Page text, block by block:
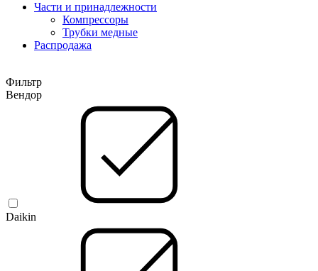
Части и принадлежности
Компрессоры
Трубки медные
Раcпродажа
Фильтр
Вендор
Daikin